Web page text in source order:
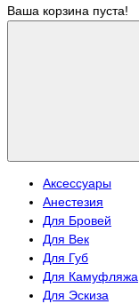
Ваша корзина пуста!
Аксессуары
Анестезия
Для Бровей
Для Век
Для Губ
Для Камуфляжа
Для Эскиза